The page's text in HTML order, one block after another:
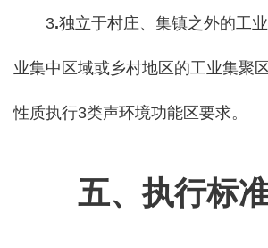
3.独立于村庄、集镇之外的工
业集中区域或乡村地区的工业集聚
性质执行3类声环境功能区要求。
五、执行标